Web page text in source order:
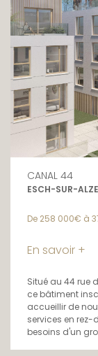
CANAL 44
ESCH-SUR-
De 258 000€ à
En savoir +
Situé au 44 rue
ce bâtiment
accueillir de
services en rez-
besoins d'un